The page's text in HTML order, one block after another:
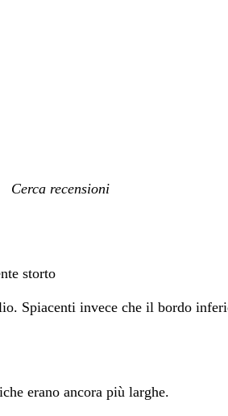
I
storto
Spiacenti invece che il bordo
erano ancora più larghe.